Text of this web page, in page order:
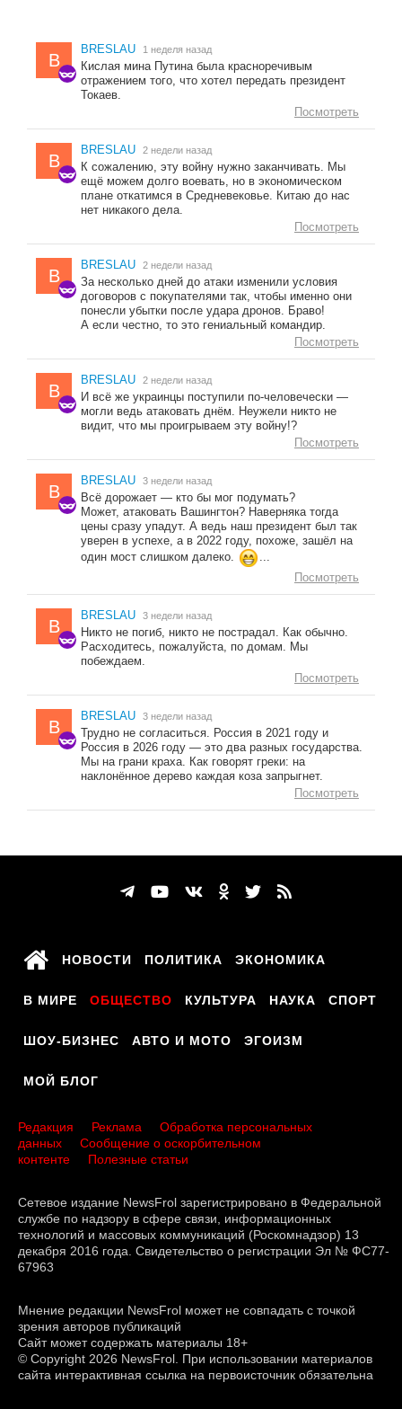
B
BRESLAU 1 неделя назад
Кислая мина Путина была красноречивым
отражением того, что хотел передать президент
Токаев.
Посмотреть
B
BRESLAU 2 недели назад
К сожалению, эту войну нужно заканчивать. Мы
ещё можем долго воевать, но в экономическом
плане откатимся в Средневековье. Китаю до нас
нет никакого дела.
Посмотреть
B
BRESLAU 2 недели назад
За несколько дней до атаки изменили условия
договоров с покупателями так, чтобы именно они
понесли убытки после удара дронов. Браво!
А если честно, то это гениальный командир.
Посмотреть
B
BRESLAU 2 недели назад
И всё же украинцы поступили по-человечески —
могли ведь атаковать днём. Неужели никто не
видит, что мы проигрываем эту войну!?
Посмотреть
B
BRESLAU 3 недели назад
Всё дорожает — кто бы мог подумать?
Может, атаковать Вашингтон? Наверняка тогда
цены сразу упадут. А ведь наш президент был так
уверен в успехе, а в 2022 году, похоже, зашёл на
один мост слишком далеко.
...
Посмотреть
B
BRESLAU 3 недели назад
Никто не погиб, никто не пострадал. Как обычно.
Расходитесь, пожалуйста, по домам. Мы
побеждаем.
Посмотреть
B
BRESLAU 3 недели назад
Трудно не согласиться. Россия в 2021 году и
Россия в 2026 году — это два разных государства.
Мы на грани краха. Как говорят греки: на
наклонённое дерево каждая коза запрыгнет.
Посмотреть
НОВОСТИ ПОЛИТИКА ЭКОНОМИКА
В МИРЕ ОБЩЕСТВО КУЛЬТУРА НАУКА СПОРТ
ШОУ-БИЗНЕС АВТО И МОТО ЭГОИЗМ
МОЙ БЛОГ
Редакция Реклама
Обработка персональных
данных
Сообщение о оскорбительном
контенте
Полезные статьи
Сетевое издание NewsFrol зарегистрировано в Федеральной
службе по надзору в сфере связи, информационных
технологий и массовых коммуникаций (Роскомнадзор) 13
декабря 2016 года. Свидетельство о регистрации Эл № ФС77-
67963
Мнение редакции NewsFrol может не совпадать с точкой
зрения авторов публикаций
Сайт может содержать материалы 18+
© Copyright 2026 NewsFrol. При использовании материалов
сайта интерактивная ссылка на первоисточник обязательна